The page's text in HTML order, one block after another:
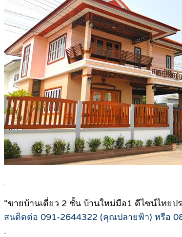
.
“ขายบ้านเดี่ยว 2 ชั้น บ้านใหม่มือ1 ดีไซน์ไทย
สนติดต่อ 091-2644322 (คุณปลายฟ้า) หรือ
.